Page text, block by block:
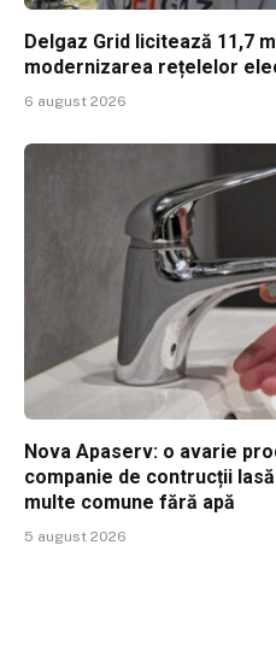
Delgaz Grid licitează 11,7
modernizarea rețelelor
6 august 2026
Nova Apaserv: o avarie
companie de contrucții
multe comune fără apă
5 august 2026